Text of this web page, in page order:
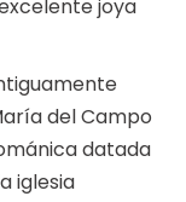
joya
del Campo
datada
iglesia